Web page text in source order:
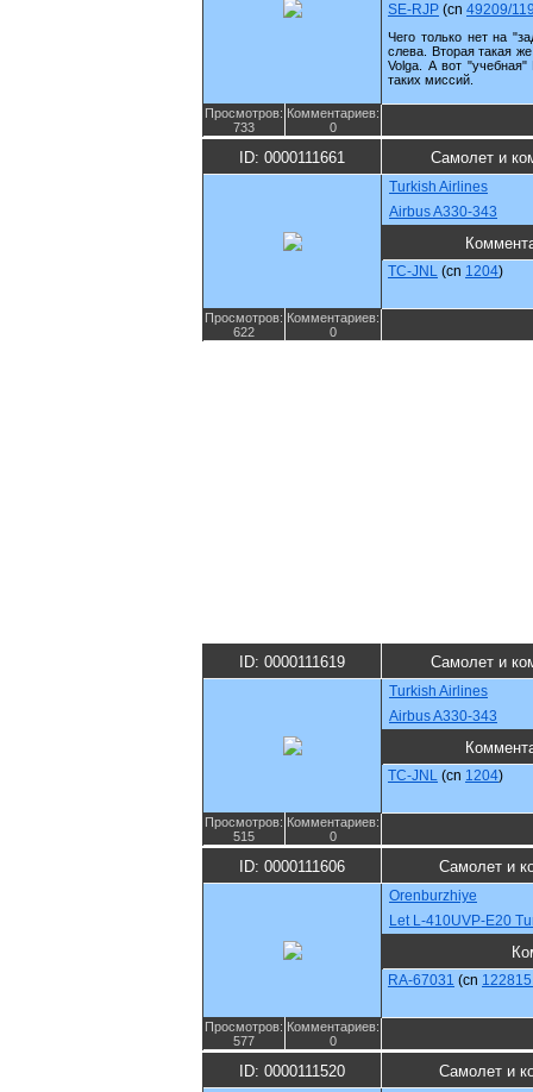
SE-RJP (cn 49209/
Чего только нет на
слева. Вторая такая
Volga. А вот
таких миссий.
Просмотров:
733
Комментариев:
0
ID: 0000111661 Самолет и
Turkish Airlines
Airbus A330-343
TC-JNL (cn 1204)
Просмотров:
622
Комментариев:
0
ID: 0000111619 Самолет и
Turkish Airlines
Airbus A330-343
TC-JNL (cn 1204)
Просмотров:
515
Комментариев:
0
ID: 0000111606 Самолет и
Orenburzhiye
Let L-410UVP-E20
RA-67031 (cn
Просмотров:
577
Комментариев:
0
ID: 0000111520 Самолет и